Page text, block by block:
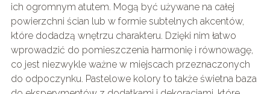
ich ogromnym atutem. Mogą być używane na całej
powierzchni ścian lub w formie subtelnych akcentów,
które dodadzą wnętrzu charakteru. Dzięki nim łatwo
wprowadzić do pomieszczenia harmonię i równowagę,
co jest niezwykle ważne w miejscach przeznaczonych
do odpoczynku. Pastelowe kolory to także świetna baza